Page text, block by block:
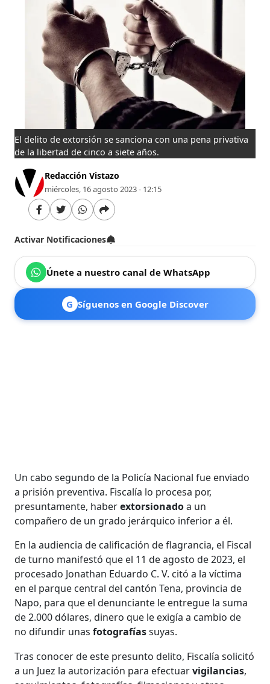
El delito de extorsión se sanciona con una pena privativa
de la libertad de cinco a siete años.
Redacción Vistazo
miércoles, 16 agosto 2023 - 12:15
Activar Notificaciones
Únete a nuestro canal de WhatsApp
G Síguenos en Google Discover
Un cabo segundo de la Policía Nacional fue enviado
a prisión preventiva. Fiscalía lo procesa por,
presuntamente, haberextorsionadoa un
compañero de un grado jerárquico inferior a él.
En la audiencia de calificación de flagrancia, el Fiscal
de turno manifestó que el 11 de agosto de 2023, el
procesado Jonathan Eduardo C. V. citó a la víctima
en el parque central del cantón Tena, provincia de
Napo, para que el denunciante le entregue la suma
de 2.000 dólares, dinero que le exigía a cambio de
no difundir unas fotografíassuyas.
Tras conocer de este presunto delito, Fiscalía solicitó
a un Juez la autorización para efectuarvigilancias,